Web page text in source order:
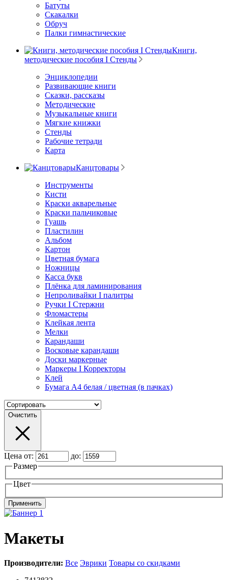
Батуты
Скакалки
Обруч
Палки гимнастические
Книги,
методические пособия I Стенды
Энциклопедии
Развивающие книги
Сказки, рассказы
Методические
Музыкальные книги
Мягкие книжки
Стенды
Рабочие тетради
Карта
Канцтовары
Инструменты
Кисти
Краски акварельные
Краски пальчиковые
Гуашь
Пластилин
Альбом
Картон
Цветная бумага
Ножницы
Касса букв
Плёнка для ламинирования
Непроливайки I палитры
Ручки I Стержни
Фломастеры
Клейкая лента
Мелки
Карандаши
Восковые карандаши
Доски маркерные
Маркеры I Корректоры
Клей
Бумага А4 белая / цветная (в пачках)
Очистить
Цена от:
до:
Размер
Цвет
Макеты
Производители: Все Эврики Товары со скидками